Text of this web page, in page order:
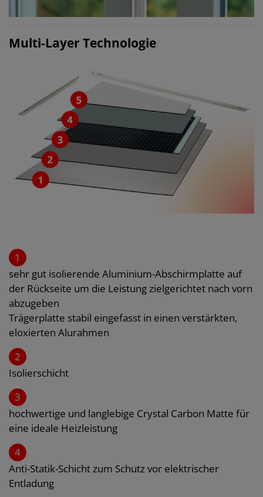
Multi-Layer Technologie
1
sehr gut isolierende Aluminium-Abschirmplatte auf
der Rückseite um die Leistung zielgerichtet nach vorn
abzugeben
Trägerplatte stabil eingefasst in einen verstärkten,
eloxierten Alurahmen
2
Isolierschicht
3
hochwertige und langlebige Crystal Carbon Matte für
eine ideale Heizleistung
4
Anti-Statik-Schicht zum Schutz vor elektrischer
Entladung